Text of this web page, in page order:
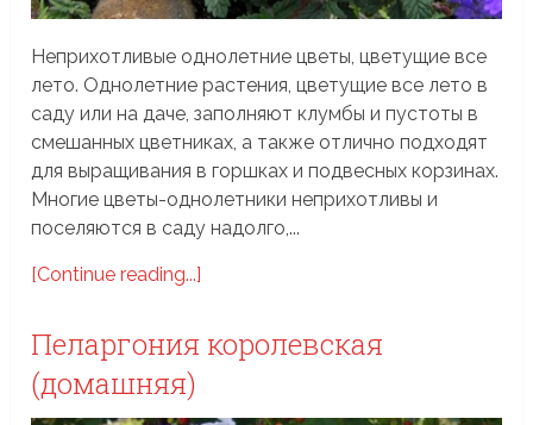
Неприхотливые однолетние цветы, цветущие все
лето. Однолетние растения, цветущие все лето в
саду или на даче, заполняют клумбы и пустоты в
смешанных цветниках, а также отлично подходят
для выращивания в горшках и подвесных корзинах.
Многие цветы-однолетники неприхотливы и
поселяются в саду надолго,...
[Continue reading...]
Пеларгония королевская
(домашняя)